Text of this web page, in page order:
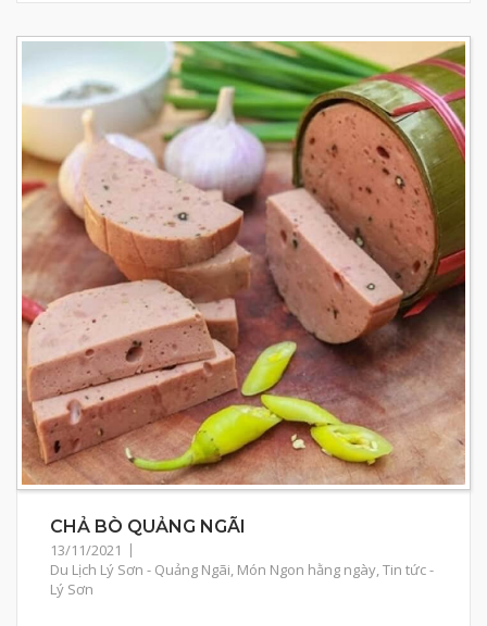
CHẢ BÒ QUẢNG NGÃI
13/11/2021
Du Lịch Lý Sơn - Quảng Ngãi, Món Ngon hằng ngày,Tin tức -
Lý Sơn